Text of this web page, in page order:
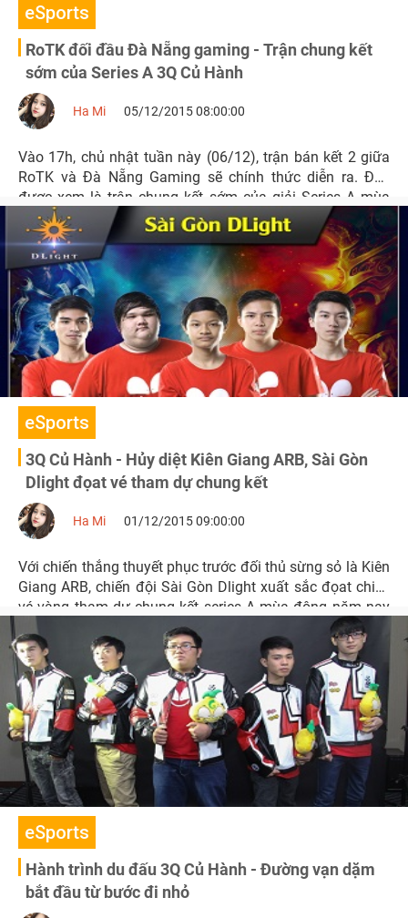
eSports
RoTK đối đầu Đà Nẵng gaming - Trận chung kết
sớm của Series A 3Q Củ Hành
Ha Mi 05/12/2015 08:00:00
Vào 17h, chủ nhật tuần này (06/12), trận bán kết 2 giữa
RoTK và Đà Nẵng Gaming sẽ chính thức diễn ra. Đây
được xem là trận chung kết sớm của giải Series A mùa
đông năm nay bởi cả hai đội đã từng chạm trán nhau
tranh tài tại vòng chung kết Series A mùa xuân vừa qua.
eSports
3Q Củ Hành - Hủy diệt Kiên Giang ARB, Sài Gòn
Dlight đọat vé tham dự chung kết
Ha Mi 01/12/2015 09:00:00
Với chiến thắng thuyết phục trước đối thủ sừng sỏ là Kiên
Giang ARB, chiến đội Sài Gòn Dlight xuất sắc đọat chiếc
vé vàng tham dự chung kết series A mùa đông năm nay
eSports
Hành trình du đấu 3Q Củ Hành - Đường vạn dặm
bắt đầu từ bước đi nhỏ